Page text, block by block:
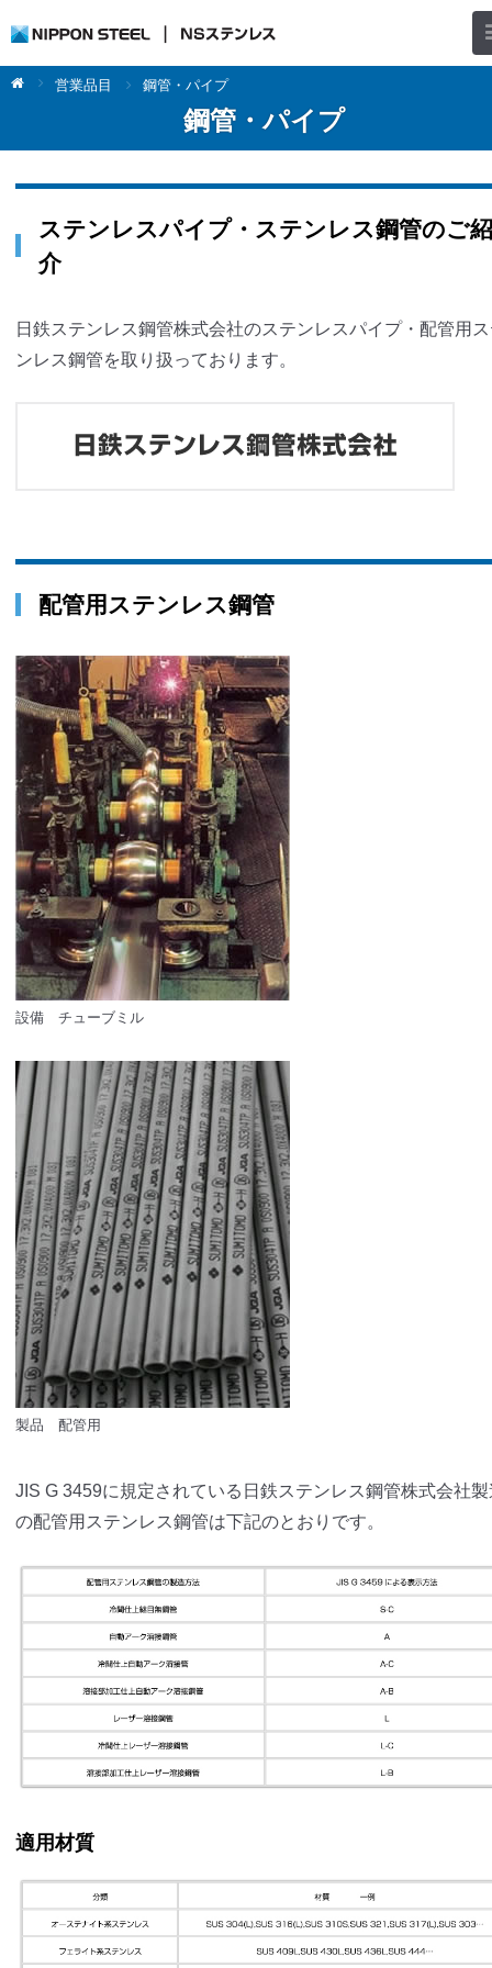
営業品目 鋼管・パイプ
鋼管・パイプ
ステンレスパイプ・ステンレス鋼管のご
介
日鉄ステンレス鋼管株式会社のステンレスパイプ・配管用
ンレス鋼管を取り扱っております。
配管用ステンレス鋼管
設備 チューブミル
製品 配管用
JIS G 3459に規定されている日鉄ステンレス鋼管株式会社
の配管用ステンレス鋼管は下記のとおりです。
適用材質